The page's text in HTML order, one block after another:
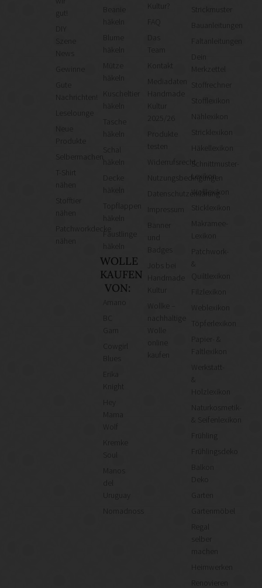
gut!
Gute
Nachrichten!
Leselounge
Produkte
Selbermachen
T-Shirt
Stofftier
Patchworkdecke
häkeln
häkeln
Mütze
häkeln
Kuscheltier
Tasche
häkeln
Topflappen
häkeln
Fäustlinge
häkeln
WOLLE
KAUFEN
VON:
Cowgirl
Knight
Mama
Kremke
Manos
Uruguay
Nomadnoss
Kultur?
Das
Team
Kontakt
Mediadaten
Kultur
2025/26
Produkte
testen
Widerrufsrecht
Nutzungsbedingungen
Datenschutzerklärung
Kultur
Wollke –
nachhaltige
kaufen
Strickmuster
Bauanleitungen
Faltanleitungen
Merkzettel
Stoffrechner
Stofflexikon
Nählexikon
Stricklexikon
Häkellexikon
Schnittmuster-
Lexikon
Wolllexikon
Sticklexikon
Makramee-
Lexikon
Patchwork-
&
Quiltlexikon
Filzlexikon
Weblexikon
Töpferlexikon
Papier- &
Faltlexikon
Werkstatt-
&
Holzlexikon
Naturkosmetik-
& Seifenlexikon
Frühling
Frühlingsdeko
Deko
Garten
Gartenmöbel
Regal
Heimwerken